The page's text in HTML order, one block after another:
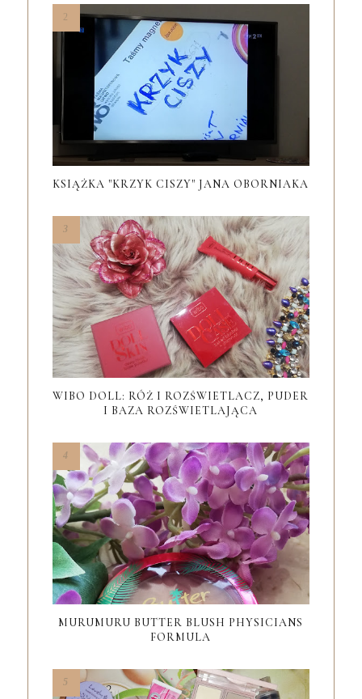
KSIĄŻKA "KRZYK CISZY" JANA OBORNIAKA
WIBO DOLL: RÓŻ I ROZŚWIETLACZ, PUDER
I BAZA ROZŚWIETLAJĄCA
MURUMURU BUTTER BLUSH PHYSICIANS
FORMULA